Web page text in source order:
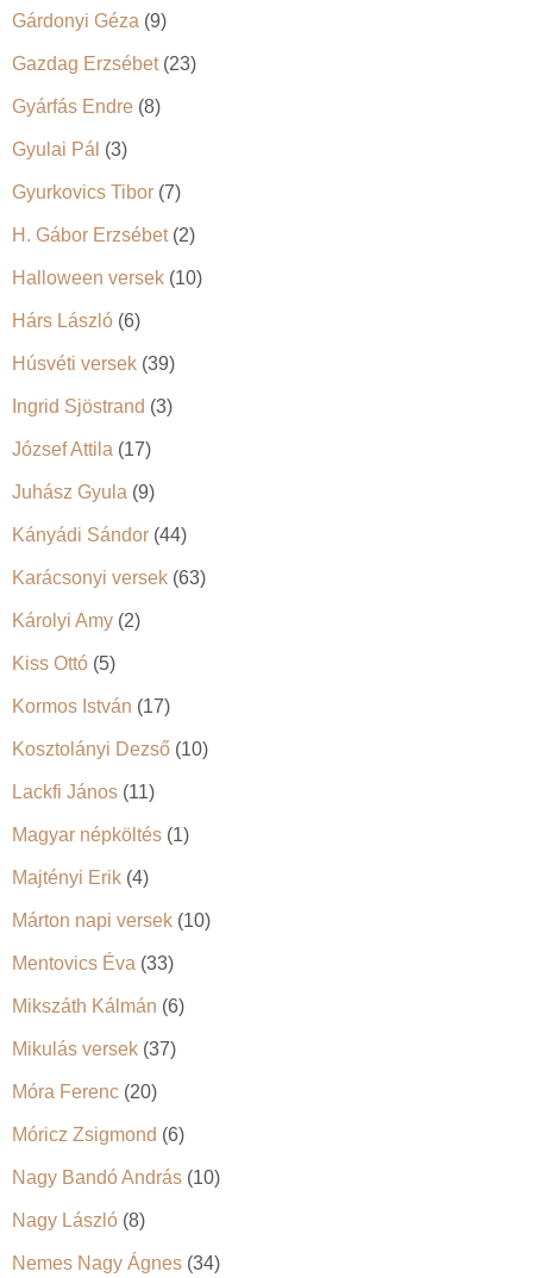
Gárdonyi Géza (9)
Gazdag Erzsébet(23)
Gyárfás Endre (8)
Gyulai Pál (3)
Gyurkovics Tibor (7)
H. Gábor Erzsébet(2)
Halloween versek (10)
Hárs László (6)
Húsvéti versek (39)
Ingrid Sjöstrand (3)
József Attila (17)
Juhász Gyula (9)
Kányádi Sándor (44)
Karácsonyi versek (63)
Károlyi Amy (2)
Kiss Ottó (5)
Kormos István (17)
Kosztolányi Dezső (10)
Lackfi János (11)
Magyar népköltés (1)
Majtényi Erik (4)
Márton napi versek (10)
Mentovics Éva (33)
Mikszáth Kálmán (6)
Mikulás versek (37)
Móra Ferenc (20)
Móricz Zsigmond (6)
Nagy Bandó András (10)
Nagy László (8)
Nemes Nagy Ágnes (34)